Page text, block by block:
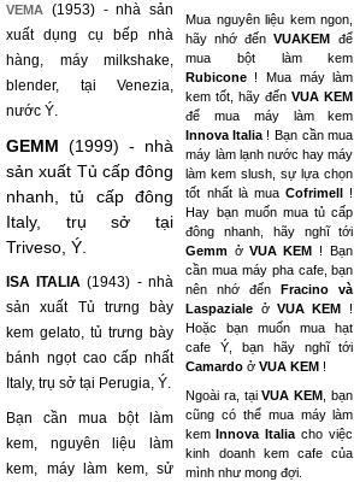
VEMA
(1953) - nhà sản
xuất dụng cụ bếp nhà
hàng, máy milkshake,
blender, tại Venezia,
nước Ý.
GEMM (1999) - nhà
sản xuất Tủ cấp đông
nhanh, tủ cấp đông
Italy, trụ sở tại
Triveso, Ý.
ISA ITALIA (1943) - nhà
sản xuất Tủ trưng bày
kem gelato, tủ trưng bày
bánh ngọt cao cấp nhất
Italy, trụ sở tại Perugia, Ý.
Bạn cần mua bột làm
kem, nguyên liệu làm
kem, máy làm kem, sử
Mua nguyên liệu kem ngon,
hãy nhớ đếnVUAKEM để
mua bột làm kem
Rubicone ! Mua máy làm
kem tốt, hãy đếnVUA KEM
để mua máy làm kem
Innova Italia ! Bạn cần mua
máy làm lạnh nước hay máy
làm kem slush, sự lựa chọn
tốt nhất là muaCofrimell !
Hay bạn muốn mua tủ cấp
đông nhanh, hãy nghĩ tới
Gemm ởVUA KEM ! Bạn
cần mua máy pha cafe, bạn
nên nhớ đếnFracino và
Laspaziale ởVUA KEM !
Hoặc bạn muốn mua hạt
cafe Ý, bạn hãy nghĩ tới
Camardo ởVUA KEM !
Ngoài ra, tạiVUA KEM , bạn
cũng có thể mua máy làm
kemInnova Italia cho việc
kinh doanh kem cafe của
mình như mong đợi.